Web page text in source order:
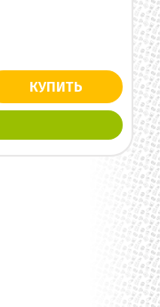
КУПИТЬ